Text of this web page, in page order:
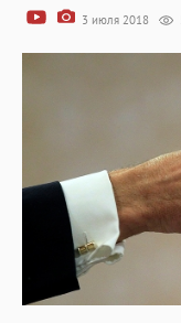
3 июля 2018